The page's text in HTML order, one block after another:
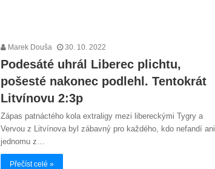
Marek Douša 30. 10. 2022
Podesáté uhrál Liberec plichtu,
pošesté nakonec podlehl. Tentokrát
Litvínovu 2:3p
Zápas patnáctého kola extraligy mezi libereckými Tygry a
Vervou z Litvínova byl zábavný pro každého, kdo nefandí ani
jednomu z…
Přečíst celé »